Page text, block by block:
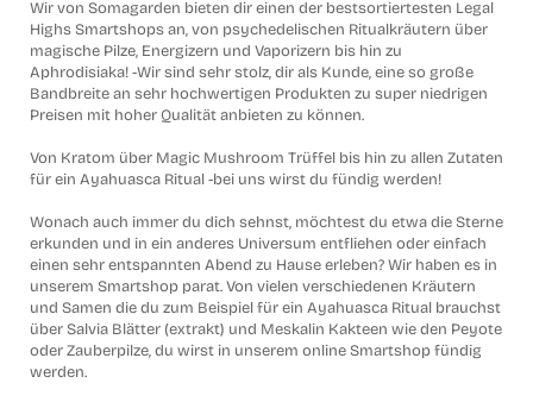
Wir von Somagarden bieten dir einen der bestsortiertesten Legal
Highs Smartshops an, von psychedelischen Ritualkräutern über
magische Pilze, Energizern und Vaporizern bis hin zu
Aphrodisiaka! -Wir sind sehr stolz, dir als Kunde, eine so große
Bandbreite an sehr hochwertigen Produkten zu super niedrigen
Preisen mit hoher Qualität anbieten zu können.
Von Kratom über Magic Mushroom Trüffel bis hin zu allen Zutaten
für ein Ayahuasca Ritual -bei uns wirst du fündig werden!
Wonach auch immer du dich sehnst, möchtest du etwa die Sterne
erkunden und in ein anderes Universum entfliehen oder einfach
einen sehr entspannten Abend zu Hause erleben? Wir haben es in
unserem Smartshop parat. Von vielen verschiedenen Kräutern
und Samen die du zum Beispiel für ein Ayahuasca Ritual brauchst
über Salvia Blätter (extrakt) und Meskalin Kakteen wie den Peyote
oder Zauberpilze, du wirst in unserem online Smartshop fündig
werden.